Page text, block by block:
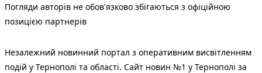
Погляди авторів не обов'язково збігаються з офіційною
позицією партнерів
Незалежний новинний портал з оперативним висвітленням
подій у Тернополі та області. Сайт новин №1 у Тернополі за